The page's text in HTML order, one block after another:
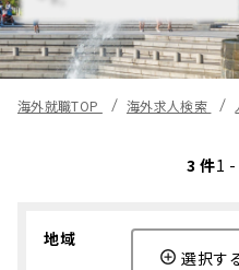
海外就職TOP 海外求人検索
3 件1
地域
選択す